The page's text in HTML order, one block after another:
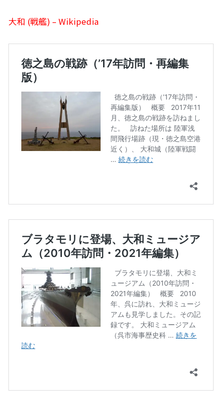
大和 (戦艦) – Wikipedia